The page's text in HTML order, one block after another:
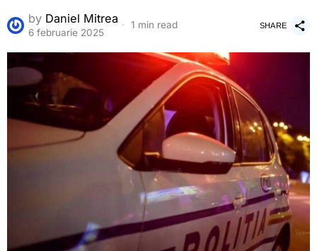
by Daniel Mitrea
6 februarie 2025
1 min read SHARE